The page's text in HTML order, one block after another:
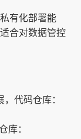
有化部署能
合对数据管控
代码仓库：
库：